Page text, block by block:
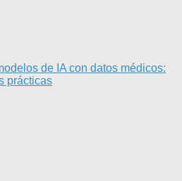
de IA con datos médicos:
prácticas